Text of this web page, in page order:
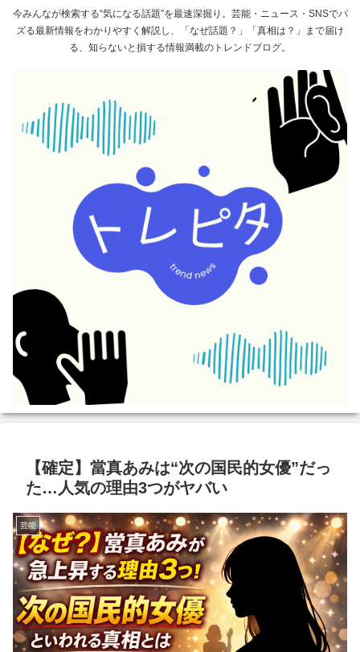
今みんなが検索する“気になる話題”を最速深掘り。芸能・ニュース・SNSでバ
ズる最新情報をわかりやすく解説し、「なぜ話題？」「真相は？」まで届け
る、知らないと損する情報満載のトレンドブログ。
【確定】當真あみは“次の国民的女優”だっ
た…人気の理由3つがヤバい
芸能